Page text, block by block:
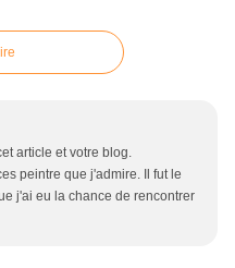
article et votre blog.
peintre que j'admire. Il fut le
j'ai eu la chance de rencontrer